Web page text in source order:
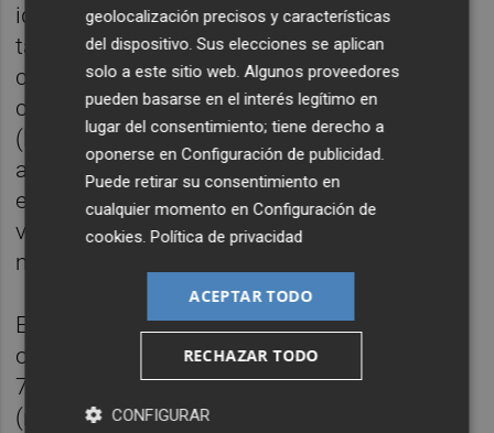
identitàris propis d'aquesta festa, però
també els comuns a altres festes populas i
col·lectives, com són els processos de
construcció de la festa, l’èpica nacional
(l’apropiació d’elements locals o pagans per
a la institucionalització de la festa com a
eina de poder), el ritual i la ritualització, la el
vestuari, el simulacre, les ficcions, les
mitolgies, els conflictes i els afectes.
En segona instància, a través d’una acció
oberta pensada com a primer Acte públic, el
7 de maig va tindre lloc una jornada on
(re)pensar, desplaçar, problematitzar i
geolocalización precisos y características
del dispositivo. Sus elecciones se aplican
solo a este sitio web. Algunos proveedores
pueden basarse en el interés legítimo en
lugar del consentimiento; tiene derecho a
oponerse enConfiguración de publicidad
Puede retirar su consentimiento en
cualquier momento enConfiguración de
cookies .Política de privacidad
ACEPTAR TODO
RECHAZAR TODO
CONFIGURAR